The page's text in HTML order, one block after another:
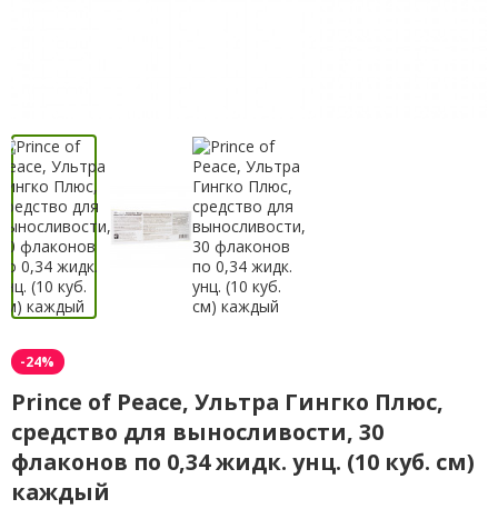
-24%
Prince of Peace, Ультра Гингко Плюс,
средство для выносливости, 30
флаконов по 0,34 жидк. унц. (10 куб. см)
каждый